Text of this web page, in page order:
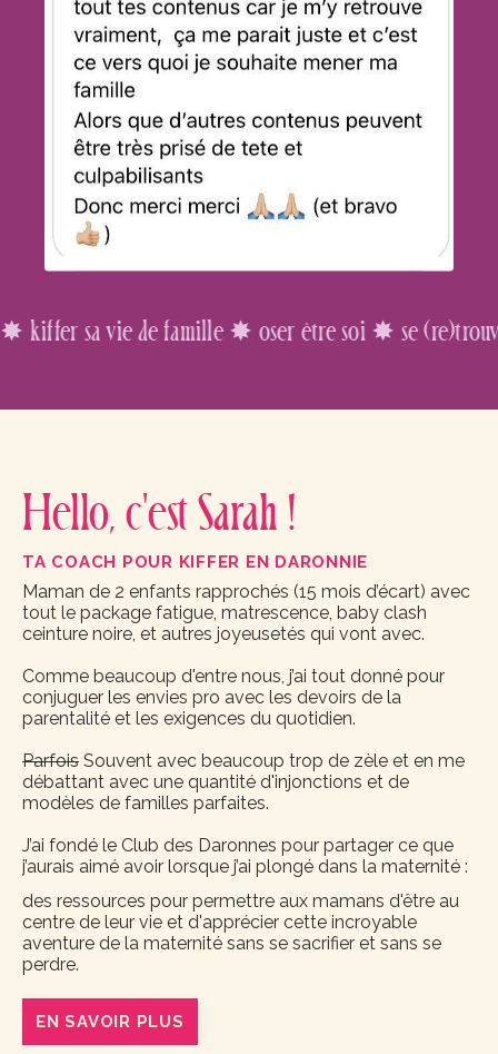
✸ oser être soi ✸ se (re)trouver ✸ kiffer
Hello, c'est Sarah !
TA COACH POUR KIFFER EN DARONNIE
Maman de 2 enfants rapprochés (15 mois d’écart) avec
tout le package fatigue, matrescence, baby clash
ceinture noire, et autres joyeusetés qui vont avec.
Comme beaucoup d'entre nous, j’ai tout donné pour
conjuguer les envies pro avec les devoirs de la
parentalité et les exigences du quotidien.
Parfois Souvent avec beaucoup trop de zèle et en me
débattant avec une quantité d'injonctions et de
modèles de familles parfaites.
J’ai fondé le Club des Daronnes pour partager ce que
j’aurais aimé avoir lorsque j’ai plongé dans la maternité :
des ressources pour permettre aux mamans d'être au
centre de leur vie et d'apprécier cette incroyable
aventure de la maternité sans se sacrifier et sans se
perdre.
EN SAVOIR PLUS